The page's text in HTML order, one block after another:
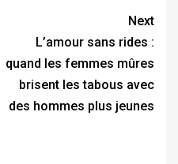
Next
L’amour sans rides :
quand les femmes mûres
brisent les tabous avec
des hommes plus jeunes